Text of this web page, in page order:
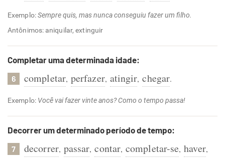
Exemplo:Sempre quis, mas nunca conseguiu fazer um filho.
Antônimos: aniquilar, extinguir
Completar uma determinada idade:
6 completar, perfazer, atingir, chegar.
Exemplo: Você vai fazer vinte anos? Como o tempo passa!
Decorrer um determinado período de tempo:
7 decorrer, passar, contar, completar-se, haver,